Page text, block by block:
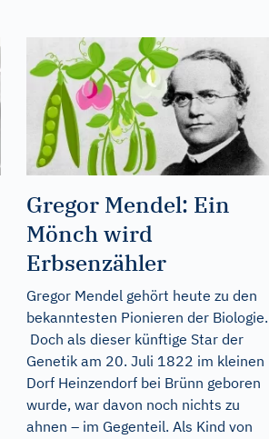
Gregor Mendel: Ein
Mönch wird
Erbsenzähler
Gregor Mendel gehört heute zu den
bekanntesten Pionieren der Biologie.
Doch als dieser künftige Star der
Genetik am 20. Juli 1822 im kleinen
Dorf Heinzendorf bei Brünn geboren
wurde, war davon noch nichts zu
ahnen – im Gegenteil. Als Kind von